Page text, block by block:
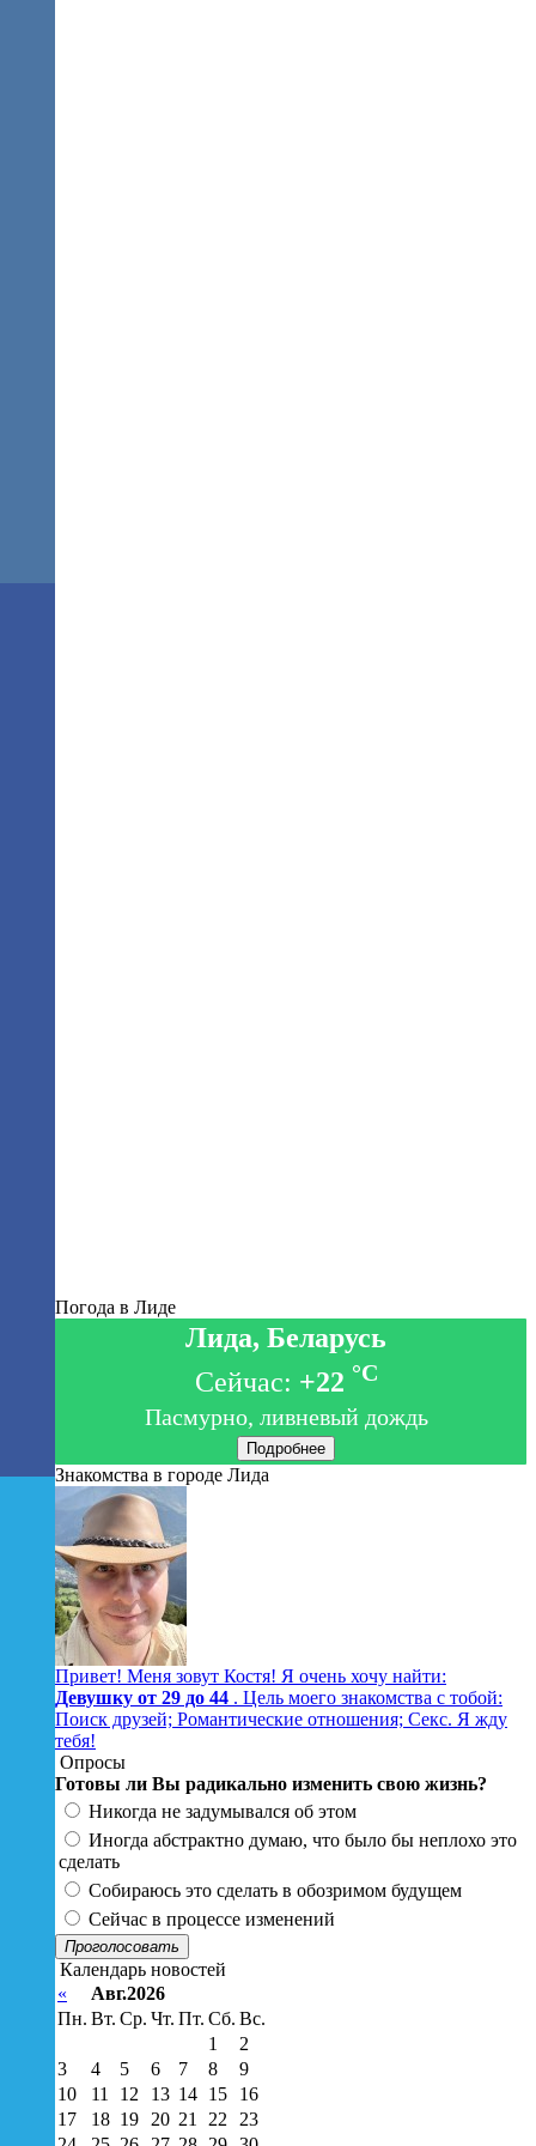
Погода в Лиде
Лида, Беларусь
Сейчас: +22 °C
Пасмурно, ливневый дождь
Подробнее
Знакомства в городе Лида
Привет! Меня зовут Костя! Я очень хочу найти:
Девушку от 29 до 44 . Цель моего знакомства с тобой:
Поиск друзей; Романтические отношения; Секс. Я жду
тебя!
Опросы
Готовы ли Вы радикально изменить свою жизнь?
Никогда не задумывался об этом
Иногда абстрактно думаю, что было бы неплохо это
сделать
Собираюсь это сделать в обозримом будущем
Сейчас в процессе изменений
Проголосовать
Календарь новостей
«
Авг.2026
Пн. Вт. Ср. Чт. Пт. Сб. Вс.
1
2
3
4 5 6 7 8
9
10
11 12 13 14 15
16
17
18 19 20 21 22
23